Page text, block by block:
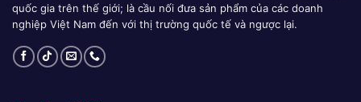
quốc gia trên thế giới; là cầu nối đưa sản phẩm của các doanh
nghiệp Việt Nam đến với thị trường quốc tế và ngược lại.